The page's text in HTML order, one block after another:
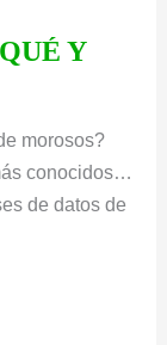
Y
morosos?
conocidos…
de datos de